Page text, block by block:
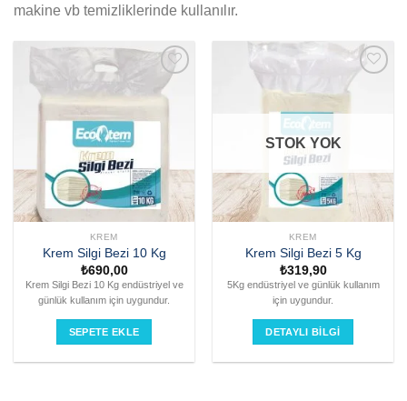
makine vb temizliklerinde kullanılır.
Favorilere
KREM
Krem Silgi Bezi 10 Kg
₺690,00
Krem Silgi Bezi 10 Kg endüstriyel ve
günlük kullanım için uygundur.
SEPETE EKLE
Ekle
STOK YOK
KREM
Krem Silgi Bezi 5 Kg
₺319,90
5Kg endüstriyel ve günlük kullanım
için uygundur.
DETAYLI BILGI